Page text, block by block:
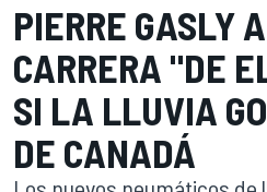
PIERRE GASLY
CARRERA "DE
SI LA LLUVIA
DE CANADÁ